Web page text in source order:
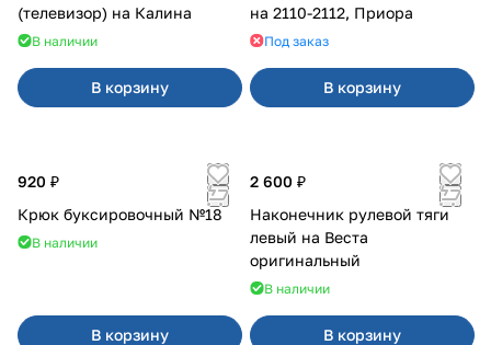
(телевизор) на Калина
В наличии
В корзину
на 2110-2112, Приора
Под заказ
В корзину
920 ₽
Крюк буксировочный №18
В наличии
В корзину
2 600 ₽
Наконечник рулевой тяги
левый на Веста
оригинальный
В наличии
В корзину